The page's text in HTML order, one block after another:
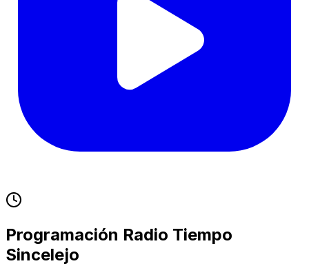
Programación Radio Tiempo
Sincelejo